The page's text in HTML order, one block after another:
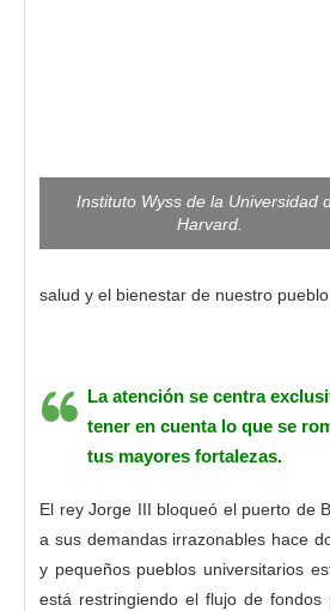
Instituto Wyss de la Universidad
Harvard.
salud y el bienestar de nuestro
La atención se centra
tener en cuenta lo que se
tus mayores fortalezas.
El rey Jorge III bloqueó el puerto de
a sus demandas irrazonables hace
y pequeños pueblos universitarios
está restringiendo el flujo de